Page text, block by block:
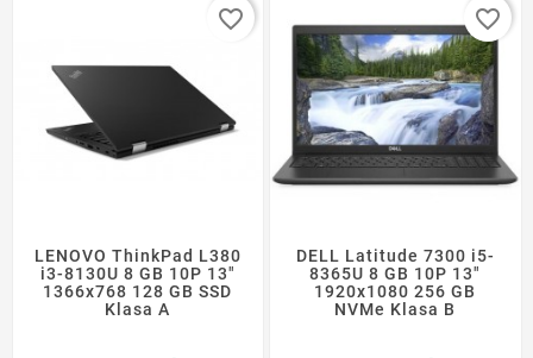
LENOVO ThinkPad L380
i3-8130U 8 GB 10P 13"
1366x768 128 GB SSD
Klasa A
favorite_border
DELL Latitude 7300 i5-
8365U 8 GB 10P 13"
1920x1080 256 GB
NVMe Klasa B
favorite_border